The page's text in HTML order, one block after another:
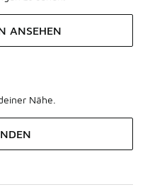
ANSEHEN
Nähe.